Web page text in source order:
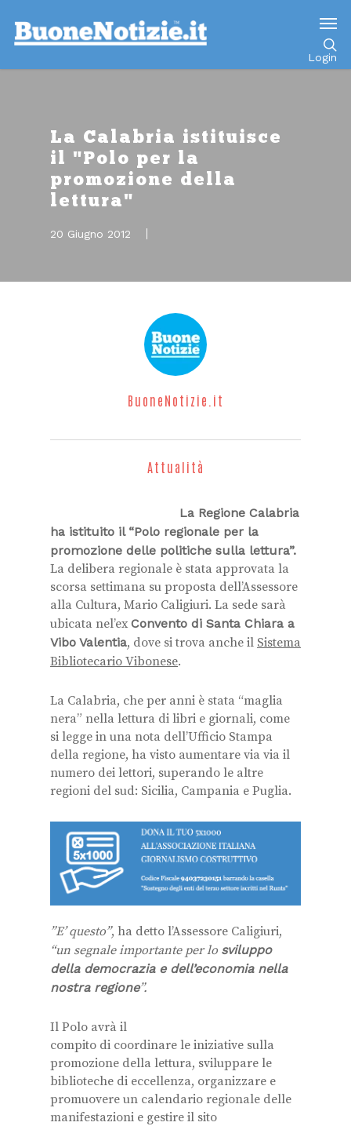
Login
La Calabria istituisce
il "Polo per la
promozione della
lettura"
20 Giugno 2012
BuoneNotizie.it
Attualità
La Regione Calabria
ha istituito il “Polo regionale per la
promozione delle politiche sulla lettura”.
La delibera regionale è stata approvata la
scorsa settimana su proposta dell’Assessore
alla Cultura, Mario Caligiuri. La sede sarà
ubicata nel’exConvento di Santa Chiara a
Vibo Valentia, dove si trova anche il Sistema
Bibliotecario Vibonese.
La Calabria, che per anni è stata “maglia
nera” nella lettura di libri e giornali, come
si legge in una nota dell’Ufficio Stampa
della regione, ha visto aumentare via via il
numero dei lettori, superando le altre
regioni del sud: Sicilia, Campania e Puglia.
”E’ questo”, ha detto l’Assessore Caligiuri,
“un segnale importante per lo sviluppo
della democrazia e dell’economia nella
nostra regione”.
Il Polo avrà il
compito di coordinare le iniziative sulla
promozione della lettura, sviluppare le
biblioteche di eccellenza, organizzare e
promuovere un calendario regionale delle
manifestazioni e gestire il sito
Go to mobile version